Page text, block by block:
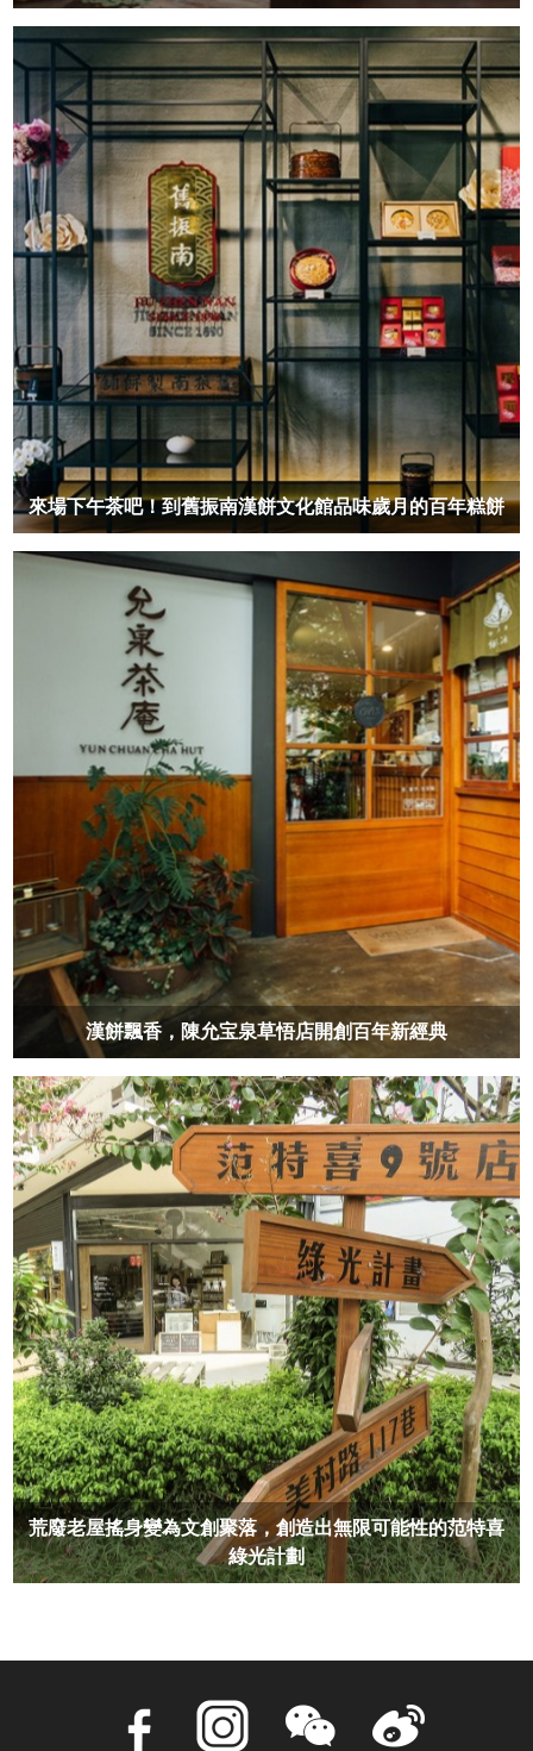
來場下午茶吧！到舊振南漢餅文化館品味歲月的百年糕餅
漢餅飄香，陳允宝泉草悟店開創百年新經典
荒廢老屋搖身變為文創聚落，創造出無限可能性的范特喜
綠光計劃